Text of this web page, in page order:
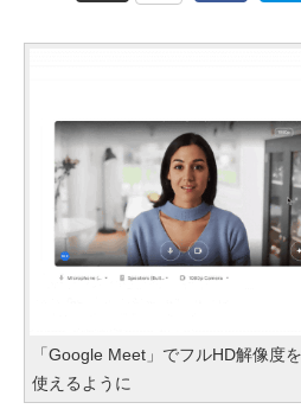
「Google Meet」でフルHD解像度
使えるように